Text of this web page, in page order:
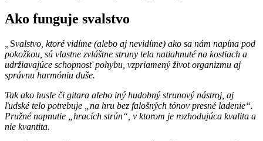
Ako funguje svalstvo
Svalstvo, ktoré vidíme (alebo aj nevidíme) ako sa nám napína pod
pokožkou, sú vlastne zvláštne struny tela natiahnuté na kostiach a
udržiavajúce schopnosť pohybu, vzpriamený život organizmu aj
správnu harmóniu duše.
Tak ako husle či gitara alebo iný hudobný strunový nástroj, aj
ľudské telo potrebuje „na hru bez falošných tónov presné ladenie“.
Pružné napnutie „hracích strún“, v ktorom je rozhodujúca kvalita a
nie kvantita.